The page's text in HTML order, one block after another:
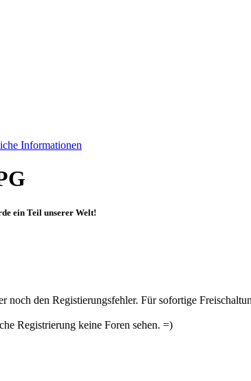
Informationen
ein Teil unserer Welt!
noch den Registierungsfehler. Für sofortige
Registrierung keine Foren sehen. =)